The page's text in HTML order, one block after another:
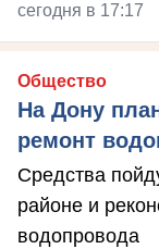
сегодня в 17:17
Общество
На Дону
ремонт
Средства
районе и
водопровода